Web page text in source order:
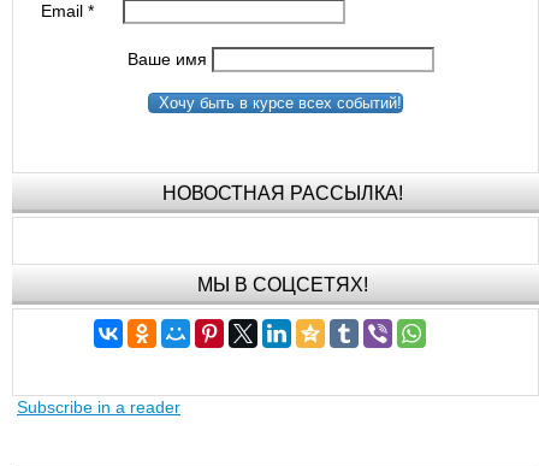
Email*
Ваше имя
Хочу быть в курсе всех событий!
НОВОСТНАЯ РАССЫЛКА!
МЫ В СОЦСЕТЯХ!
Subscribe in a reader